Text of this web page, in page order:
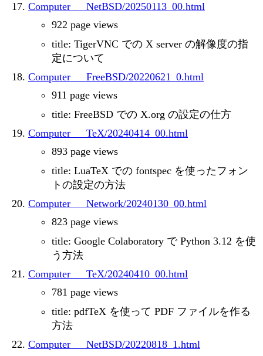
Computer___NetBSD/20250113_00.html
922 page views
title: TigerVNC での X server の解像度の指
定について
Computer___FreeBSD/20220621_0.html
911 page views
title: FreeBSD での X.org の設定の仕方
Computer___TeX/20240414_00.html
893 page views
title: LuaTeX での fontspec を使ったフォン
トの設定の方法
Computer___Network/20240130_00.html
823 page views
title: Google Colaboratory で Python 3.12 を使
う方法
Computer___TeX/20240410_00.html
781 page views
title: pdfTeX を使って PDF ファイルを作る
方法
Computer___NetBSD/20220818_1.html